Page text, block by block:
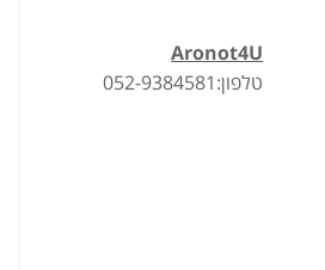
Aronot4U
טלפון:052-9384581